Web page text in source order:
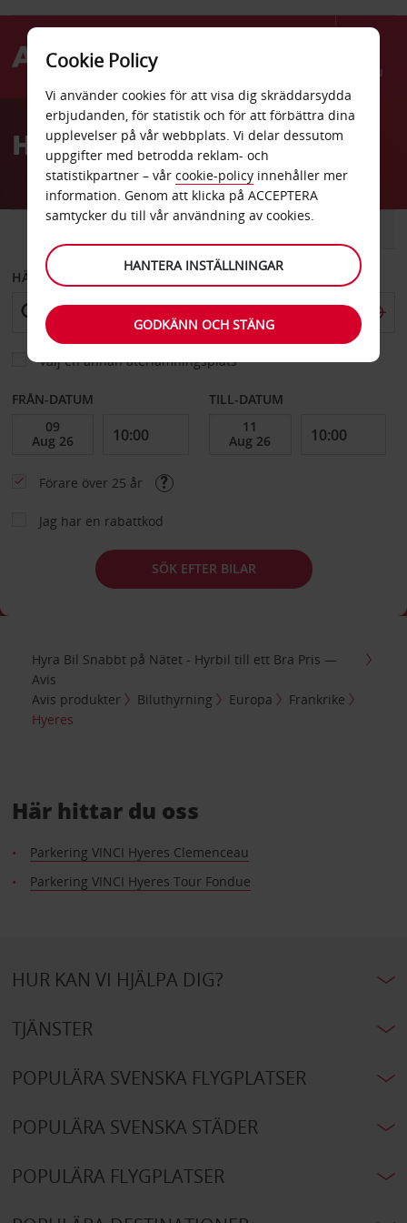
Menu
AvisHyrbil Hyeres
BIL
HÄMTA FRÅN
Välj en annan återlämningsplats
FRÅN-DATUM TILL-DATUM
Förare över 25 år
Jag har en rabattkod
SÖK EFTER BILAR
Hyra Bil Snabbt på Nätet - Hyrbil till ett Bra Pris —
Avis
Avis produkter
Biluthyrning Europa
Frankrike
Hyeres
Här hittar du oss
Parkering VINCI Hyeres Clemenceau
Parkering VINCI Hyeres Tour Fondue
HUR KAN VI HJÄLPA DIG?
TJÄNSTER
POPULÄRA SVENSKA FLYGPLATSER
POPULÄRA SVENSKA STÄDER
POPULÄRA FLYGPLATSER
Cookie Policy
Vi använder cookies för att visa dig skräddarsydda
erbjudanden, för statistik och för att förbättra dina
upplevelser på vår webbplats. Vi delar dessutom
uppgifter med betrodda reklam- och
statistikpartner – vår cookie-policy innehåller mer
information. Genom att klicka på ACCEPTERA
samtycker du till vår användning av cookies.
HANTERA INSTÄLLNINGAR
GODKÄNN OCH STÄNG